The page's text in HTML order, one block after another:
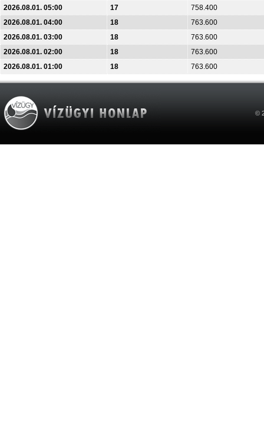
2026.08.01. 05:00
17
758.400
2026.08.01. 04:00
18
763.600
2026.08.01. 03:00
18
763.600
2026.08.01. 02:00
18
763.600
2026.08.01. 01:00
18 763.600
©